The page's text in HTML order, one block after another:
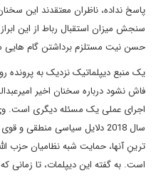
پاسخ نداده، ناظران معتقدند این
سنجش میزان استقبال رباط از این
حسن نیت مستلزم برداشتن گام
یک منبع دیپلماتیک نزدیک به
فاش نشود درباره سخنان اخیر
اجرای عملی یک مسئله دیگری است. وی
سال 2018 دلایل سیاسی
ترینِ آنها، حمایت شبه نظامیان حزب
است. به گفته این دیپلمات، تا